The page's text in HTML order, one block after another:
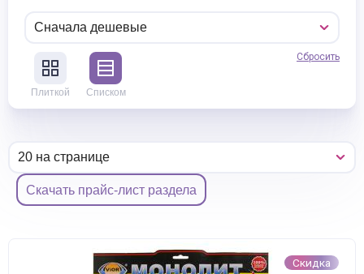
Плиткой Списком
Сбросить
Скачать прайс-лист раздела
Скидка